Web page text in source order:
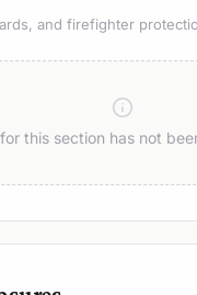
and firefighter
this section has not